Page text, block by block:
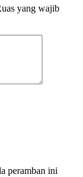
yang wajib
peramban ini